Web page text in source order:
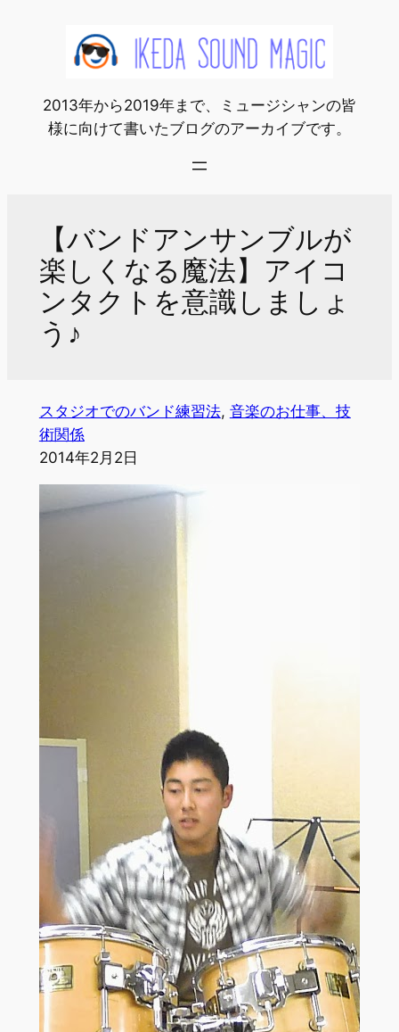
2013年から2019年まで、ミュージシャンの皆
様に向けて書いたブログのアーカイブです。
【バンドアンサンブルが
楽しくなる魔法】アイコ
ンタクトを意識しましょ
う♪
スタジオでのバンド練習法, 音楽のお仕事、技
術関係
2014年2月2日